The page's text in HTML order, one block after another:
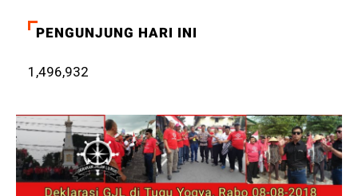
PENGUNJUNG HARI INI
1,496,932